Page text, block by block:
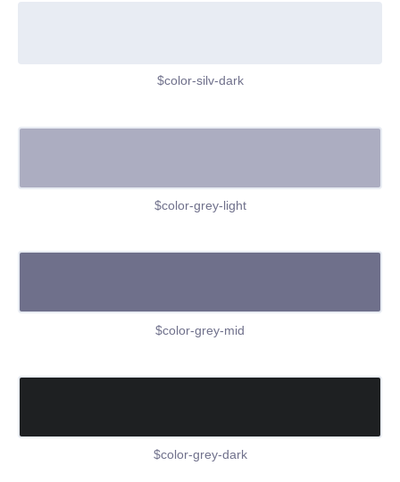
$color-silv-dark
$color-grey-light
$color-grey-mid
$color-grey-dark